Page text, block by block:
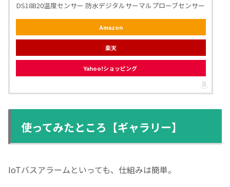
DS18B20温度センサー 防水デジタルサーマルプローブセンサー
Amazon
楽天
Yahoo!ショッピング
使ってみたところ【ギャラリー】
IoTバスアラームといっても、仕組みは簡単。